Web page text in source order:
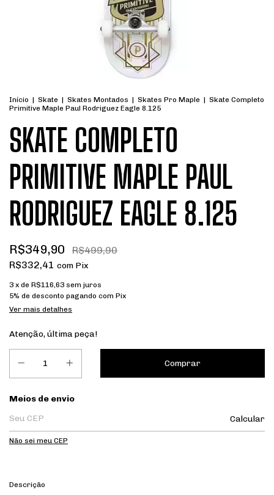
Início | Skate | Skates Montados | Skates Pro Maple | Skate Completo
Primitive Maple Paul Rodriguez Eagle 8.125
SKATE COMPLETO
PRIMITIVE MAPLE PAUL
RODRIGUEZ EAGLE 8.125
R$349,90
R$499,90
R$332,41 com Pix
3 x de R$116,63 sem juros
5% de desconto pagando com Pix
Ver mais detalhes
Atenção, última peça!
Entregas para o CEP:
Meios de envio
Calcular
Não sei meu CEP
Descrição